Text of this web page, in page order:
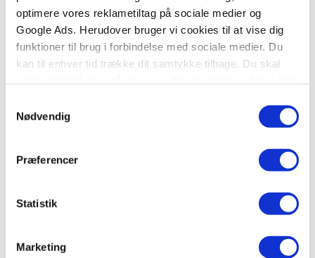
optimere vores reklametiltag på sociale medier og
Google Ads. Herudover bruger vi cookies til at vise dig
funktioner til brug i forbindelse med sociale medier. Du
kan til enhver tid trække dit samtykke tilbage. Du skal
tilbagetrækker et samtykke.
Nødvendig
Præferencer
Statistik
Marketing
.
129,95 KR.